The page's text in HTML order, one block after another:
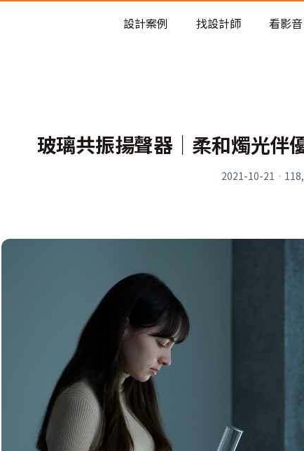
老屋預算分配與高
設計案例 找設計師 看影音
玻璃共振揚聲器│柔和燭光伴
2021-10-21 ·